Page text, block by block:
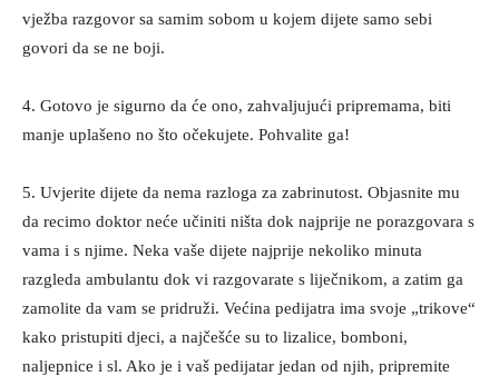
vježba razgovor sa samim sobom u kojem dijete samo sebi
govori da se ne boji.
4. Gotovo je sigurno da će ono, zahvaljujući pripremama, biti
manje uplašeno no što očekujete. Pohvalite ga!
5. Uvjerite dijete da nema razloga za zabrinutost. Objasnite mu
da recimo doktor neće učiniti ništa dok najprije ne porazgovara s
vama i s njime. Neka vaše dijete najprije nekoliko minuta
razgleda ambulantu dok vi razgovarate s liječnikom, a zatim ga
zamolite da vam se pridruži. Većina pedijatra ima svoje „trikove“
kako pristupiti djeci, a najčešće su to lizalice, bomboni,
naljepnice i sl. Ako je i vaš pedijatar jedan od njih, pripremite